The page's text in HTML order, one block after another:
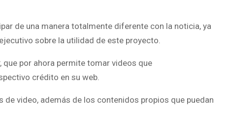
de una manera totalmente diferente con la noticia, ya
sobre la utilidad de este proyecto.
, que por ahora permite tomar videos que
crédito en su web.
video, además de los contenidos propios que puedan